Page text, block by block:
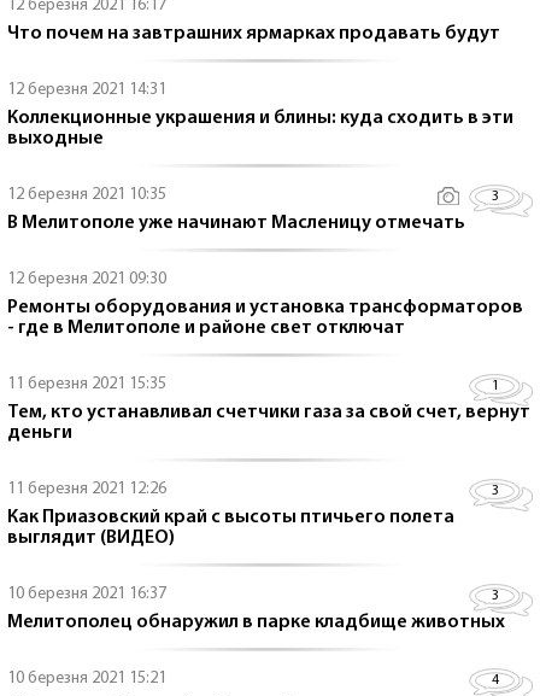
12 березня 2021 16:17
Что почем на завтрашних ярмарках продавать будут
12 березня 2021 14:31
Коллекционные украшения и блины: куда сходить в эти
выходные
12 березня 2021 10:35 3
В Мелитополе уже начинают Масленицу отмечать
12 березня 2021 09:30
Ремонты оборудования и установка трансформаторов
- где в Мелитополе и районе свет отключат
11 березня 2021 15:35 1
Тем, кто устанавливал счетчики газа за свой счет, вернут
деньги
11 березня 2021 12:26 3
Как Приазовский край с высоты птичьего полета
выглядит (ВИДЕО)
10 березня 2021 16:37 3
Мелитополец обнаружил в парке кладбище животных
10 березня 2021 15:21 4